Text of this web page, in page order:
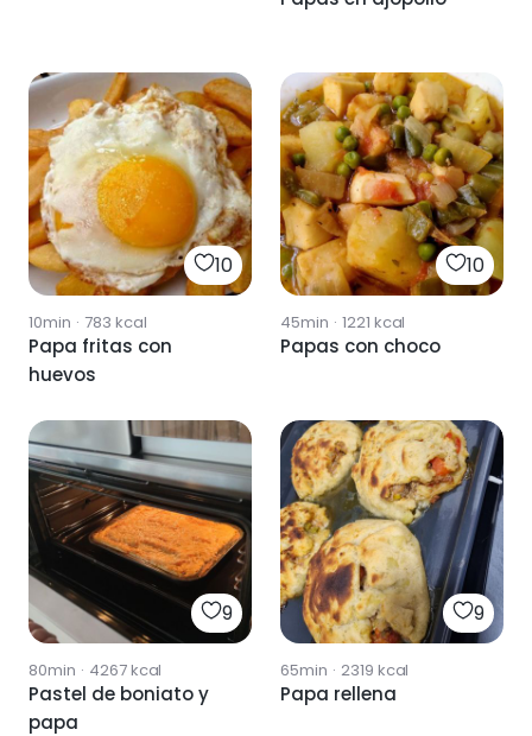
10
10min · 783 kcal
Papa fritas con
huevos
10
45min · 1221 kcal
Papas con choco
9
80min · 4267kcal
Pastel de boniato y
papa
9
65min · 2319 kcal
Papa rellena